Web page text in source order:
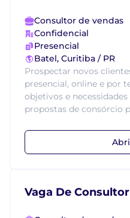
Consultor de vendas
Confidencial
Presencial
Batel, Curitiba / PR
Prospectar novos
presencial, online e por
objetivos e
propostas de consórcio
Vaga De